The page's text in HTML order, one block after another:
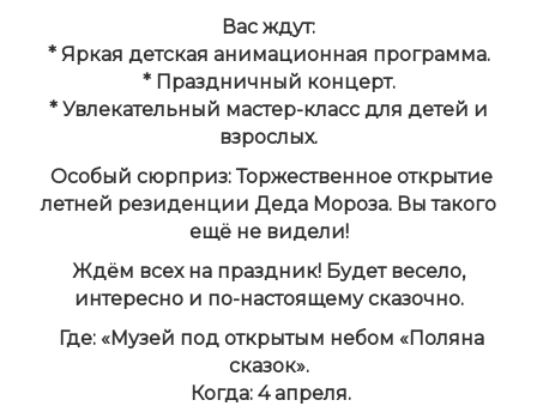
Вас ждут:
* Яркая детская анимационная программа.
* Праздничный концерт.
* Увлекательный мастер-класс для детей и
взрослых.
Особый сюрприз: Торжественное открытие
летней резиденции Деда Мороза. Вы такого
ещё не видели!
Ждём всех на праздник! Будет весело,
интересно и по-настоящему сказочно.
Где: «Музей под открытым небом «Поляна
сказок».
Когда: 4 апреля.